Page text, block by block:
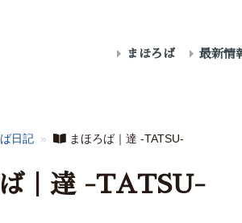
まほろば 最新情
日記 » まほろば｜達 -TATSU-
ば｜達 -TATSU-